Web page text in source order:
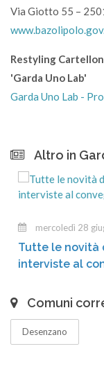
Via Giotto 55 –
Restyling
'Garda Uno Lab'
Garda Uno Lab -
Altro in
mercoledì 28
Tutte le novità
interviste al
Comuni
Desenzano